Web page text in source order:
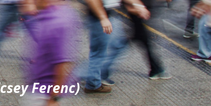
Ferenc)